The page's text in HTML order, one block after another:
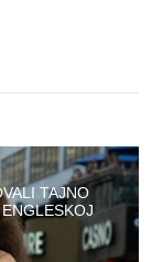
TAJNO